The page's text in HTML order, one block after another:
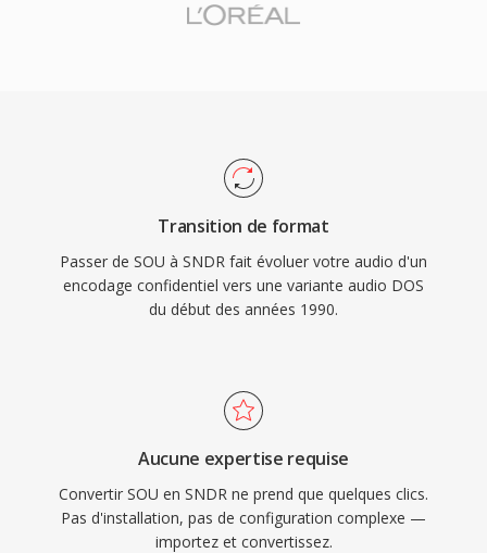
Transition de format
Passer de SOU à SNDR fait évoluer votre audio d'un
encodage confidentiel vers une variante audio DOS
du début des années 1990.
Aucune expertise requise
Convertir SOU en SNDR ne prend que quelques clics.
Pas d'installation, pas de configuration complexe —
importez et convertissez.